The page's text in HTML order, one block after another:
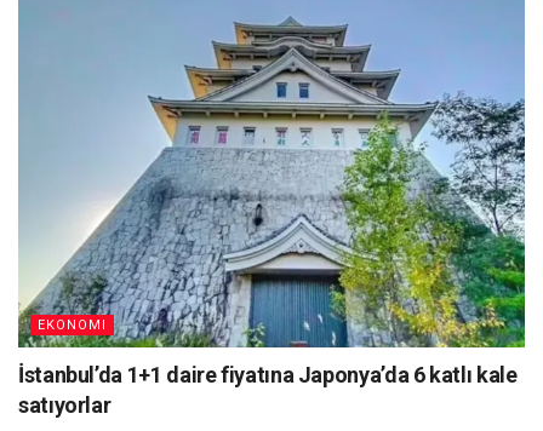
EKONOMI
İstanbul’da 1+1 daire fiyatına Japonya’da 6 katlı kale
satıyorlar